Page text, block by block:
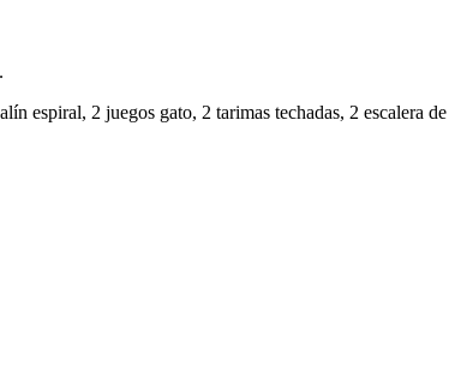
espiral, 2 juegos gato, 2 tarimas techadas, 2 escalera